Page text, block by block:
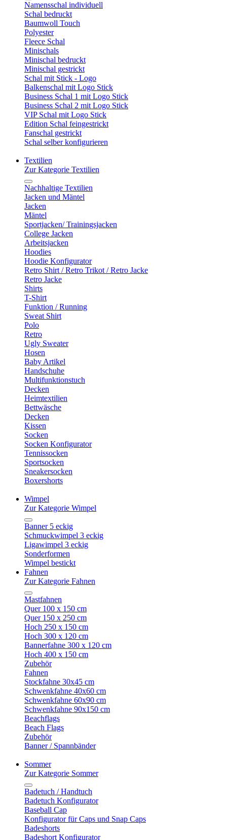
Namensschal individuell
Schal bedruckt
Baumwoll Touch
Polyester
Fleece Schal
Minischals
Minischal bedruckt
Minischal gestrickt
Schal mit Stick - Logo
Balkenschal mit Logo Stick
Business Schal 1 mit Logo Stick
Business Schal 2 mit Logo Stick
VIP Schal mit Logo Stick
Edition Schal feingestrickt
Fanschal gestrickt
Schal selber konfigurieren
Textilien
Zur Kategorie Textilien
Nachhaltige Textilien
Jacken und Mäntel
Jacken
Mäntel
Sportjacken/ Trainingsjacken
College Jacken
Arbeitsjacken
Hoodies
Hoodie Konfigurator
Retro Shirt / Retro Trikot / Retro Jacke
Retro Jacke
Shirts
T-Shirt
Funktion / Running
Sweat Shirt
Polo
Retro
Ugly Sweater
Hosen
Baby Artikel
Handschuhe
Multifunktionstuch
Decken
Heimtextilien
Bettwäsche
Decken
Kissen
Socken
Socken Konfigurator
Tennissocken
Sportsocken
Sneakersocken
Boxershorts
Wimpel
Zur Kategorie Wimpel
Banner 5 eckig
Schmuckwimpel 3 eckig
Ligawimpel 3 eckig
Sonderformen
Wimpel bestickt
Fahnen
Zur Kategorie Fahnen
Mastfahnen
Quer 100 x 150 cm
Quer 150 x 250 cm
Hoch 250 x 150 cm
Hoch 300 x 120 cm
Bannerfahne 300 x 120 cm
Hoch 400 x 150 cm
Zubehör
Fahnen
Stockfahne 30x45 cm
Schwenkfahne 40x60 cm
Schwenkfahne 60x90 cm
Schwenkfahne 90x150 cm
Beachflags
Beach Flags
Zubehör
Banner / Spannbänder
Sommer
Zur Kategorie Sommer
Badetuch / Handtuch
Badetuch Konfigurator
Baseball Cap
Konfigurator für Caps und Snap Caps
Badeshorts
Badeshort Konfigurator